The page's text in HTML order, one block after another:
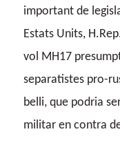
important de
Estats Units,
vol MH17
separatistes pro-
belli, que podria
militar en contra